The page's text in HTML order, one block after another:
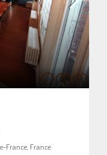
France, France